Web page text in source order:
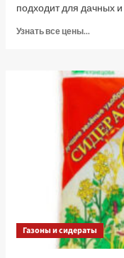
подходит для дачных
Узнать все цены...
Газон
Дачный,
(Лучшая
цена)
Газоны и сидераты